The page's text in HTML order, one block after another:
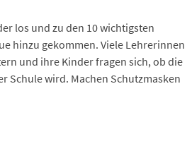
los und zu den 10 wichtigsten
hinzu gekommen. Viele Lehrerinnen
und ihre Kinder fragen sich, ob die
Schule wird. Machen Schutzmasken